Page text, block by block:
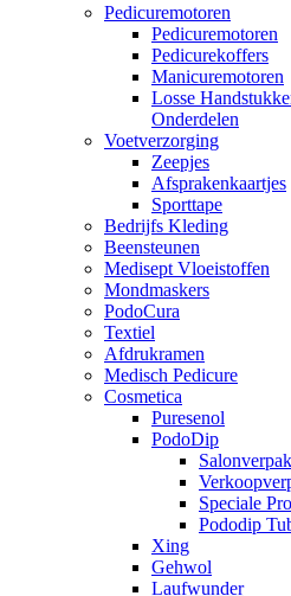
Pedicuremotoren
Pedicuremotoren
Pedicurekoffers
Manicuremotoren
Losse
Onderdelen
Voetverzorging
Zeepjes
Afsprakenkaartjes
Sporttape
Bedrijfs Kleding
Beensteunen
Medisept Vloeistoffen
Mondmaskers
PodoCura
Textiel
Afdrukramen
Medisch Pedicure
Cosmetica
Puresenol
PodoDip
Speciale
Pododip
Xing
Gehwol
Laufwunder